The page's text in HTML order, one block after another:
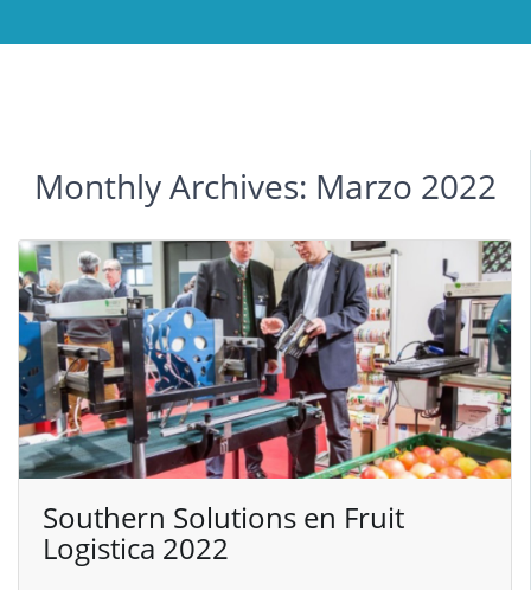
Monthly Archives: Marzo 2022
Southern Solutions en Fruit
Logistica 2022